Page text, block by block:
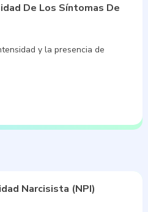
De Los Síntomas De
y la presencia de
Narcisista (NPI)